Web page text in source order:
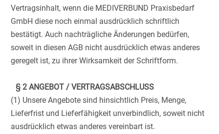
Vertragsinhalt, wenn die MEDIVERBUND Praxisbedarf
GmbH diese noch einmal ausdrücklich schriftlich
bestätigt. Auch nachträgliche Änderungen bedürfen,
soweit in diesen AGB nicht ausdrücklich etwas anderes
geregelt ist, zu ihrer Wirksamkeit der Schriftform.
§ 2 ANGEBOT / VERTRAGSABSCHLUSS
(1) Unsere Angebote sind hinsichtlich Preis, Menge,
Lieferfrist und Lieferfähigkeit unverbindlich, soweit nicht
ausdrücklich etwas anderes vereinbart ist.